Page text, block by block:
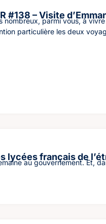
#138 – Visite
nombreux, parmi vous, à
particulière les deux
lycées français de
au gouvernement. Et,